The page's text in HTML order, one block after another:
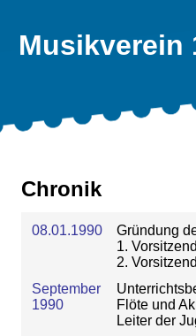
Musikverein
Chronik
08.01.1990
Gründung
1.
2.
September
1990
Flöte und
Leiter der